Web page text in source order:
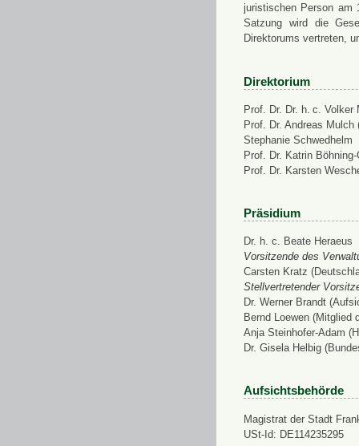
juristischen Person am
Satzung wird die
Direktorums vertreten,
Direktorium
Prof. Dr. Dr. h. c. Volker
Prof. Dr. Andreas
Stephanie Schwedhelm
Prof. Dr. Katrin
Prof. Dr. Karsten
Präsidium
Dr. h. c. Beate Heraeus
Vorsitzende des
Carsten Kratz
Stellvertretender
Dr. Werner Brandt
Bernd Loewen (Mitglied
Anja Steinhofer-Adam
Dr. Gisela Helbig
Aufsichtsbehörde
Magistrat der Stadt
USt-Id: DE114235295